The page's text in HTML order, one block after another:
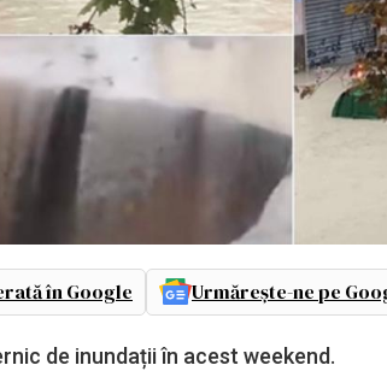
în Google Urmărește-ne pe
de inundații în acest weekend.